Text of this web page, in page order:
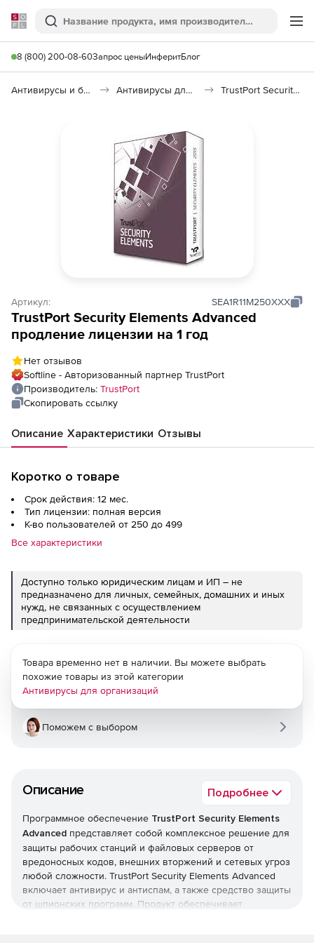
Softline
Поиск
8 (800) 200-08-60Запрос ценыИнферитБлог
Антивирусы и безопасность Антивирусы для организаций TrustPort Security Elements Advanced
Артикул: SEA1R11M250XXX
TrustPort Security Elements Advanced
продление лицензии на 1 год
Нет отзывов
Softline - Авторизованный партнер TrustPort
Производитель: TrustPort
Скопировать ссылку
Описание Характеристики Отзывы
Коротко о товаре
Срок действия: 12 мес.
Тип лицензии: полная версия
К-во пользователей от 250 до 499
Все характеристики
Доступно только юридическим лицам и ИП – не
предназначено для личных, семейных, домашних и иных
нужд, не связанных с осуществлением
предпринимательской деятельности
Описание Подробнее
Программное обеспечение TrustPort Security Elements
Advanced представляет собой комплексное решение для
защиты рабочих станций и файловых серверов от
вредоносных кодов, внешних вторжений и сетевых угроз
любой сложности. TrustPort Security Elements Advanced
включает антивирус и антиспам, а также средство защиты
от шпионских программ. Продукт обеспечивает
Товара временно нет в наличии. Вы можете выбрать
похожие товары из этой категории
Антивирусы для организаций
Поможем с выбором